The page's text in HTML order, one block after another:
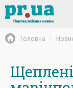
Головна
Щеплені